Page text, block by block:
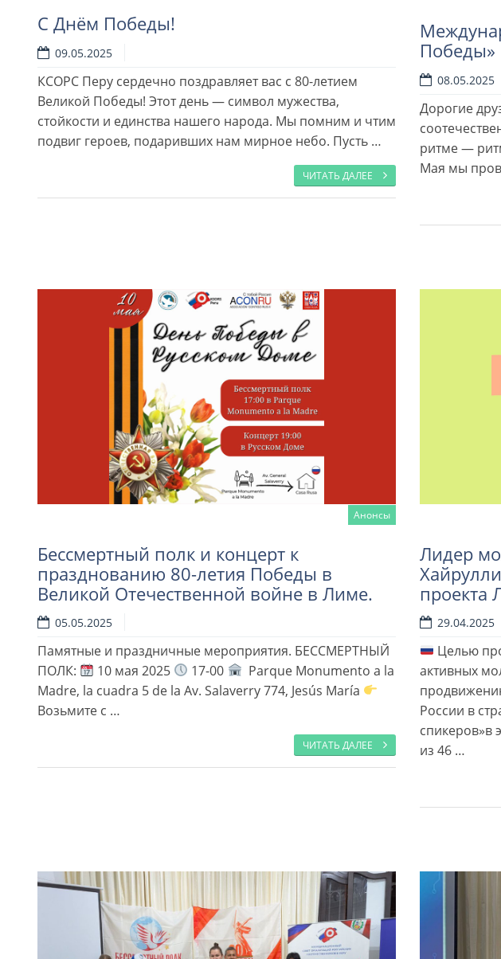
Читать далее
С Днём Победы!
09.05.2025
КСОРС Перу сердечно поздравляет вас с 80-летием
Великой Победы! Этот день — символ мужества,
стойкости и единства нашего народа. Мы помним и чтим
подвиг героев, подаривших нам мирное небо. Пусть …
ЧИТАТЬ ДАЛЕЕ
Победы»
08.05.2025
Дорогие
ритме —
Мая мы
Анонсы
Бессмертный полк и концерт к
празднованию 80-летия Победы в
Великой Отечественной войне в Лиме.
05.05.2025
Памятные и праздничные мероприятия. БЕССМЕРТНЫЙ
ПОЛК:
10 мая 2025 17-00
Parque Monumento a la
Madre, la cuadra 5 de la Av. Salaverry 774, Jesús María
Возьмите с …
ЧИТАТЬ ДАЛЕЕ
Лидер
проекта
29.04.2025
Целью
активных
России в
спикеров»в
из 46 …